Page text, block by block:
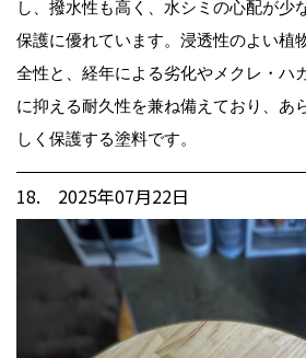
し、撥水性も高く、水シミの心配が少
保護に優れています。浸透性のよい植
全性と、経年による劣化やメクレ・ハ
に抑える耐久性を兼ね備えており、あ
しく保護する塗料です。
18. 2025年07月22日